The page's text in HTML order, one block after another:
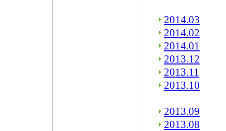
2014.03
2014.02
2014.01
2013.12
2013.11
2013.10
2013.09
2013.08